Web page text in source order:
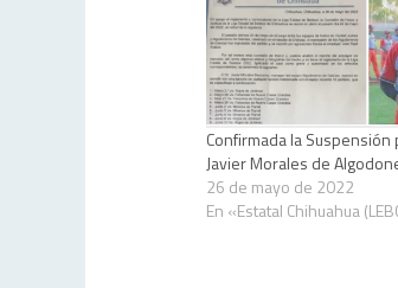
Confirmada la Suspensión
Javier Morales de
26 de mayo de 2022
En «Estatal Chihuahua